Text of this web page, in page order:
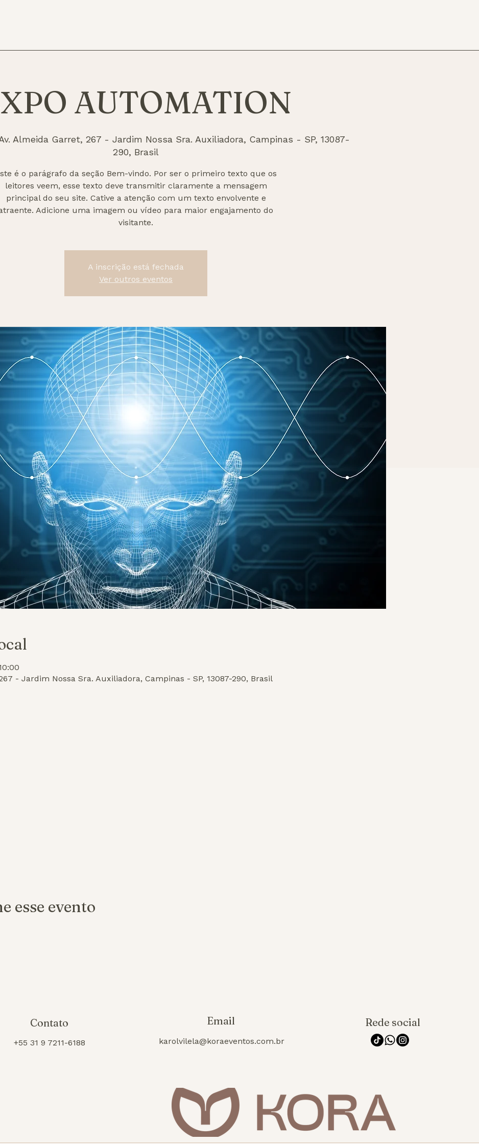
AUTOMATION
Almeida Garret, 267 - Jardim Nossa Sra. Auxiliadora, Campinas - SP, 13087-
290, Brasil
é o parágrafo da seção Bem-vindo. Por ser o primeiro texto que os
leitores veem, esse texto deve transmitir claramente a mensagem
principal do seu site. Cative a atenção com um texto envolvente e
Adicione uma imagem ou vídeo para maior engajamento do
visitante.
A inscrição está fechada
Ver outros eventos
- Jardim Nossa Sra. Auxiliadora, Campinas - SP, 13087-290, Brasil
esse evento
Contato
+55 31 9 7211-6188
Email
karolvilela@koraeventos.com.br
Rede social